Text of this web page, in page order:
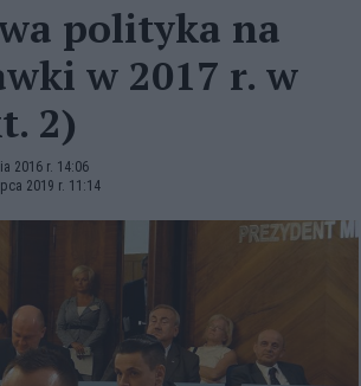
polityka na
w 2017 r. w
2)
2016 r. 14:06
2019 r. 11:14